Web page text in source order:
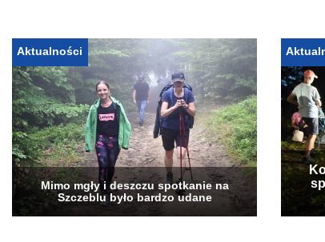
Aktualności
Mimo mgły i deszczu spotkanie na
Szczeblu było bardzo udane